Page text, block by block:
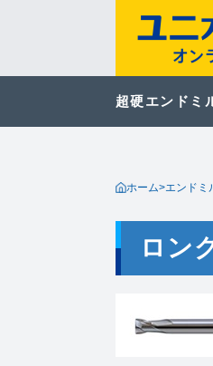
超硬エンドミ
ホーム>エンドミ
ロン